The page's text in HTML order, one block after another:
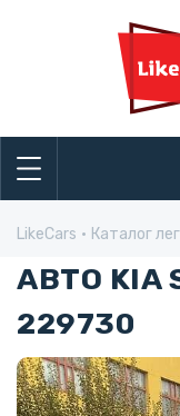
LikeCars Каталог
АВТО KIA
229730